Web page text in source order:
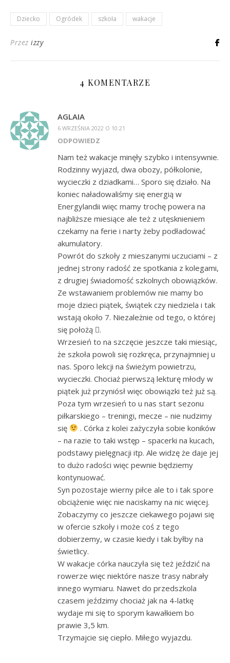
Dziecko Ogródek szkoła wakacje
Przez izzy
4 KOMENTARZE
AGLAIA
6 WRZEŚNIA 2022 O 10:21
ODPOWIEDZ
Nam też wakacje minęły szybko i intensywnie.
Rodzinny wyjazd, dwa obozy, półkolonie,
wycieczki z dziadkami… Sporo się działo. Na
koniec naładowaliśmy się energią w
Energylandii więc mamy trochę powera na
najbliższe miesiące ale też z utęsknieniem
czekamy na ferie i narty żeby podładować
akumulatory.
Powrót do szkoły z mieszanymi uczuciami – z
jednej strony radość ze spotkania z kolegami,
z drugiej świadomość szkolnych obowiązków.
Ze wstawaniem problemów nie mamy bo
moje dzieci piątek, świątek czy niedziela i tak
wstają około 7. Niezależnie od tego, o której
się położą .
Wrzesień to na szczęcie jeszcze taki miesiąc,
że szkoła powoli się rozkręca, przynajmniej u
nas. Sporo lekcji na świeżym powietrzu,
wycieczki. Chociaż pierwszą lekturę młody w
piątek już przyniósł więc obowiązki też już są.
Poza tym wrzesień to u nas start sezonu
piłkarskiego – treningi, mecze – nie nudzimy
się
. Córka z kolei zażyczyła sobie koników
– na razie to taki wstęp – spacerki na kucach,
podstawy pielęgnacji itp. Ale widzę że daje jej
to dużo radości więc pewnie będziemy
kontynuować.
Syn pozostaje wierny piłce ale to i tak spore
obciążenie więc nie naciskamy na nic więcej.
Zobaczymy co jeszcze ciekawego pojawi się
w ofercie szkoły i może coś z tego
dobierzemy, w czasie kiedy i tak byłby na
świetlicy.
W wakacje córka nauczyła się też jeździć na
rowerze więc niektóre nasze trasy nabrały
innego wymiaru. Nawet do przedszkola
czasem jeździmy chociaż jak na 4-latkę
wydaje mi się to sporym kawałkiem bo
prawie 3,5 km.
Trzymajcie się ciepło. Miłego wyjazdu.